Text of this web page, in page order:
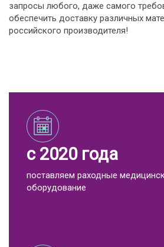
запросы любого, даже самого
обеспечить доставку различных
российского производителя!
с 2020 года
поставляем раходные
оборудование